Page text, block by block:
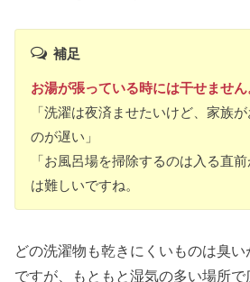
補足
お湯が張っている時には干せません
「洗濯は夜済ませたいけど、家族
のが遅い」
「お風呂場を掃除するのは入る直
は難しいですね。
どの洗濯物も乾きにくいものは臭
ですが、もともと湿気の多い場所で